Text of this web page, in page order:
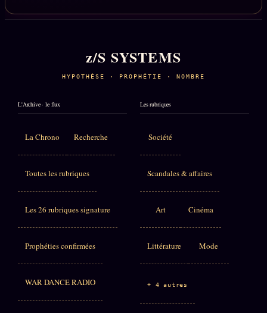
z/S SYSTEMS
HYPOTHÈSE · PROPHÉTIE · NOMBRE
L'Archive · le flux
La Chrono Recherche
Toutes les rubriques
Les 26 rubriques signature
Prophéties confirmées
WAR DANCE RADIO
Les rubriques
Société
Scandales & affaires
Art Cinéma
Littérature Mode
+ 4 autres